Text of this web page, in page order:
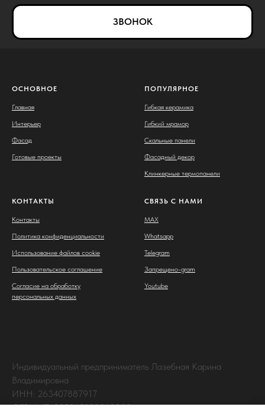
ЗВОНОК
ОСНОВНОЕ
Главная
Интерьер
Фасад
Готовые проекты
ПОПУЛЯРНОЕ
Гибкая керамика
Гибкий мрамор
Скальные панели
Фасадный декор
Клинкерные термопанели
КОНТАКТЫ
Контакты
Политика конфиденциальности
Использование файлов cookie
Пользовательское соглашение
Согласие на обработку
персональных данных
СВЯЗЬ С НАМИ
MAX
Whatsapp
Telegram
Запрещено-gram
Youtube
Индивидуальный предприниматель Лазебная Карина
Владимировна
ИНН: 263407887917
ОГРНИП: 325265100063238